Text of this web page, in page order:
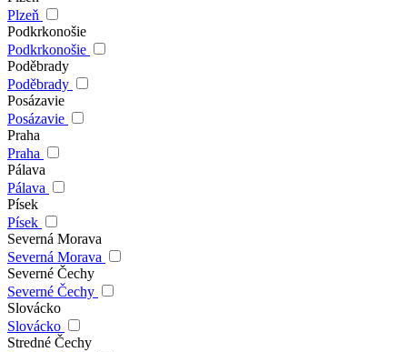
Plzeň
Podkrkonošie
Podkrkonošie
Poděbrady
Poděbrady
Posázavie
Posázavie
Praha
Praha
Pálava
Pálava
Písek
Písek
Severná Morava
Severná Morava
Severné Čechy
Severné Čechy
Slovácko
Slovácko
Stredné Čechy